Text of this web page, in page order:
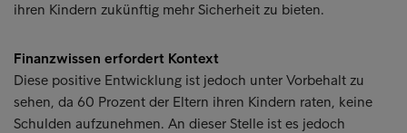
ihren Kindern zukünftig mehr Sicherheit zu bieten.
Finanzwissen erfordert Kontext
Diese positive Entwicklung ist jedoch unter Vorbehalt zu
sehen, da 60 Prozent der Eltern ihren Kindern raten, keine
Schulden aufzunehmen. An dieser Stelle ist es jedoch